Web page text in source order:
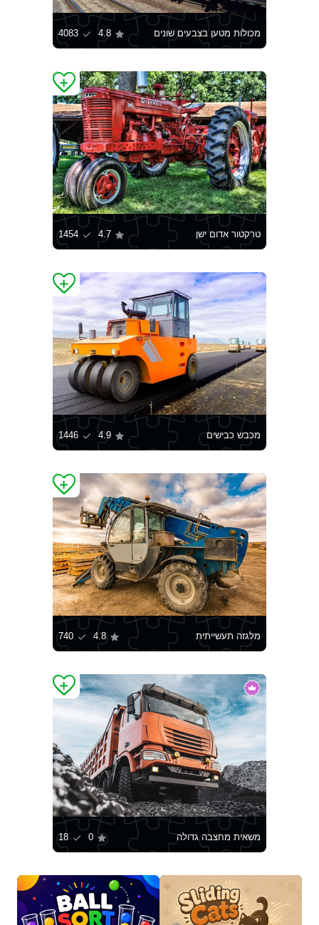
מכולות מטען בצבעים שונים 4.8
4083
טרקטור אדום ישן 4.7
1454
מכבש כבישים 4.9
1446
מלגזה תעשייתית 4.8
740
משאית מחצבה גדולה 0
18